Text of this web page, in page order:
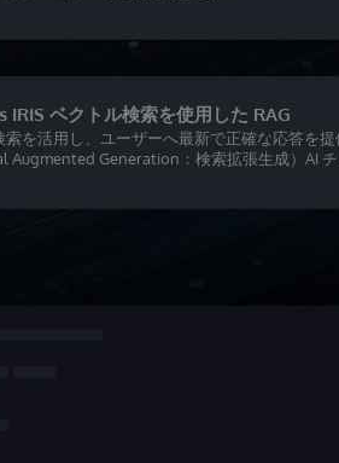
IRIS ベクトル検索を使用した RAG
索を活用し、ユーザーへ最新で正確な応答を提
Augmented Generation：検索拡張生成）AI